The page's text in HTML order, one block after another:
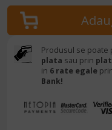
Produsul se poate
plata sau prin
in 6 rate egale
Bank!